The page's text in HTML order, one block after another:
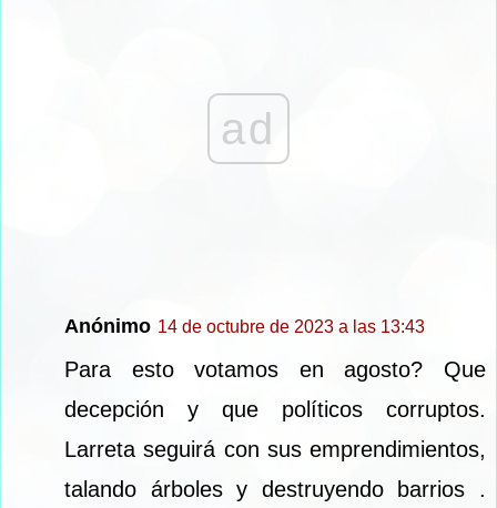
ad
Anónimo 14 de octubre de 2023 a las 13:43
Para esto votamos en agosto? Que
decepción y que políticos corruptos.
Larreta seguirá con sus emprendimientos,
talando árboles y destruyendo barrios .